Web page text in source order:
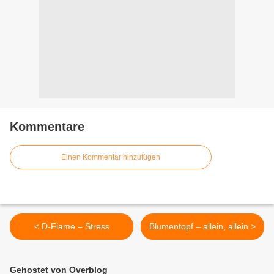
Kommentare
Einen Kommentar hinzufügen
< D-Flame – Stress Blumentopf – allein, allein >
Gehostet von Overblog